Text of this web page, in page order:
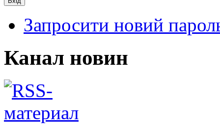
Запросити новий
Канал новин